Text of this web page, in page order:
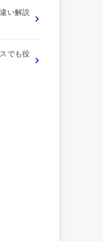
い解説
でも役